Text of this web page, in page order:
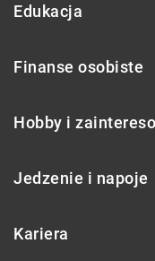
Edukacja
Finanse osobiste
Hobby i
Jedzenie i napoje
Kariera